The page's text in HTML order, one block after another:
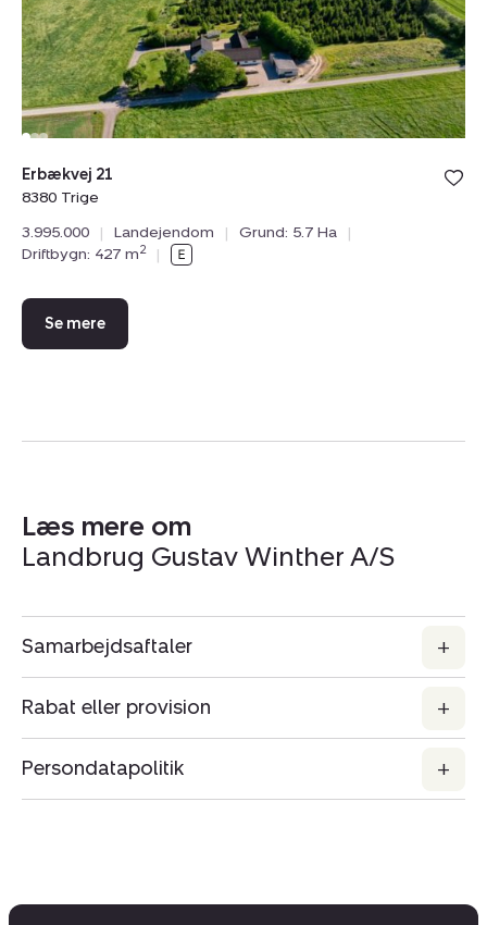
Bolig er
under
Erbækvej 21
8380 Trige
3.995.000
| Landejendom | Grund: 5.7 Ha
|
Driftbygn: 427 m2 |
Se mere
Læs mere om
Landbrug Gustav Winther A/S
Samarbejdsaftaler
Rabat eller provision
Persondatapolitik